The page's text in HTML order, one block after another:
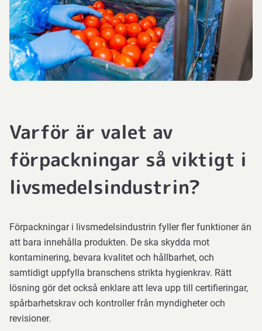
Varför är valet av
förpackningar så viktigt i
livsmedelsindustrin?
Förpackningar i livsmedelsindustrin fyller fler funktioner än
att bara innehålla produkten. De ska skydda mot
kontaminering, bevara kvalitet och hållbarhet, och
samtidigt uppfylla branschens strikta hygienkrav. Rätt
lösning gör det också enklare att leva upp till certifieringar,
spårbarhetskrav och kontroller från myndigheter och
revisioner.